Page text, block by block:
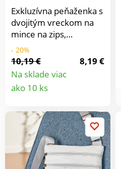
Exkluzívna peňaženka s
dvojitým vreckom na
mince na zips,
mnohými priehradkami
a priehľadným
okienkom - vhodná ku
kabelke Doro.
- 20%
10,19 €
8,19 €
Na sklade viac
ako 10 ks